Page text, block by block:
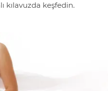
kılavuzda keşfedin.